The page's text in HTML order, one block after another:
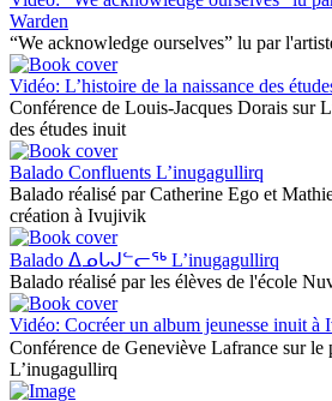
Warden
“We acknowledge ourselves” lu par
Vidéo: L’histoire de la naissance des
Conférence de Louis-Jacques Dorais sur
des études inuit
Balado Confluents L’inugagullirq
Balado réalisé par Catherine Ego et
création à Ivujivik
Balado ᐃᓄᒐᒍᓪᓕᖅ L’inugagullirq
Balado réalisé par les élèves de l'école
Vidéo: Cocréer un album jeunesse inuit
Conférence de Geneviève Lafrance
L’inugagullirq